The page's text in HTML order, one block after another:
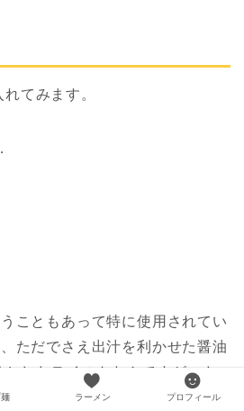
てみます。
こともあって特に使用されてい
ただでさえ出汁を利かせた醤油
としたテイストなんですが…さ
、“伊勢崎焼うどん”に帯する相
ラーメン プロフィール